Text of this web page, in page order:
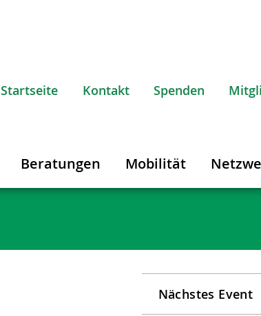
Startseite Kontakt Spenden
Beratungen Mobilität
Nächstes Event